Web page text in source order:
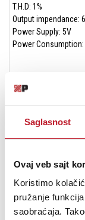
Saglasnost
Ovaj veb sajt
Koristimo
pružanje
saobraćaja.
T.H.D: 1%
Output impendance:
Power Supply: 5V
Power
Power output: 10dBm
Frequency response:
Power supply